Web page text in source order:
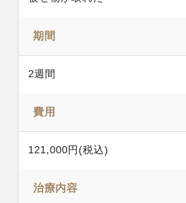
期間
2週間
費用
121,000円(税込)
治療内容